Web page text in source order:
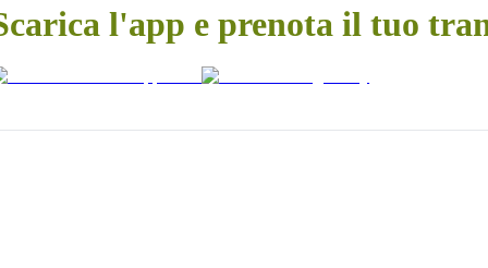
l'app e prenota il tuo